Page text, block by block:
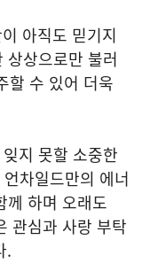
아직도 믿기지
상상으로만 불러
할 수 있어 더욱
지 못할 소중한
차일드만의 에너
께 하며 오래도
관심과 사랑 부탁
.